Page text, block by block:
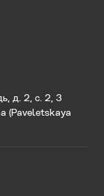
д. 2, с. 2, 3
(Paveletskaya